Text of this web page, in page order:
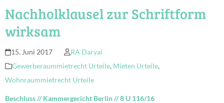
Nachholklausel zur Schriftform
wirksam
15. Juni 2017
RA Daryai
Gewerberaummietrecht Urteile, Mieten Urteile,
Wohnraummietrecht Urteile
Beschluss//Kammergericht Berlin//8 U 116/16